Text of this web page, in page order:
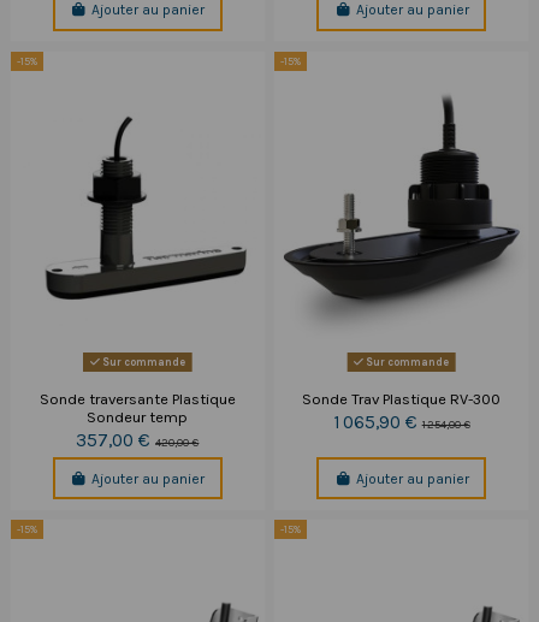
Ajouter au panier Ajouter au panier
-15%
Sur commande
Sonde traversante Plastique
Sondeur temp
357,00 €420,00 €
Ajouter au panier
-15%
Sur commande
Sonde Trav Plastique RV-300
1 065,90 €1 254,00 €
Ajouter au panier
-15% -15%